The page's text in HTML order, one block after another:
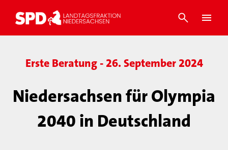
Erste Beratung - 26. September 2024
Niedersachsen für Olympia
2040 in Deutschland